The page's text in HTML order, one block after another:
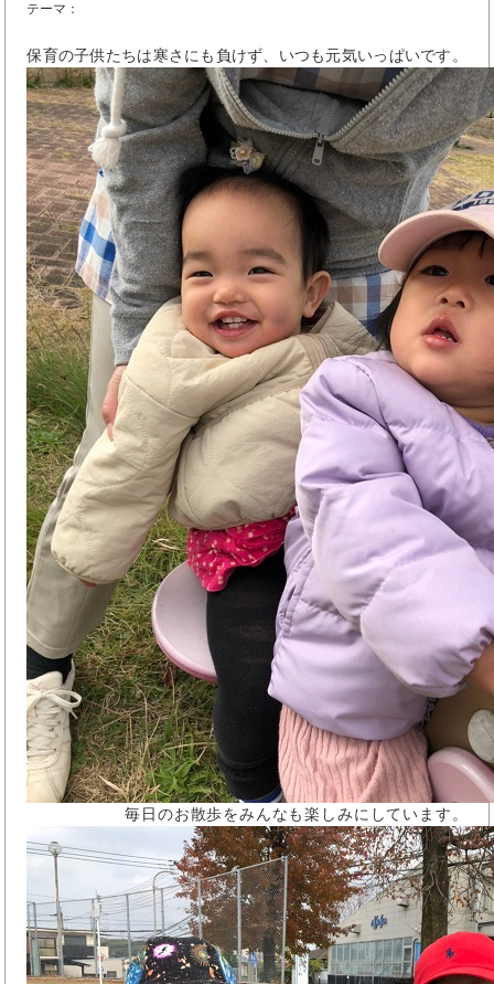
テーマ：
保育の子供たちは寒さにも負けず、いつも元気いっぱいです。
毎日のお散歩をみんなも楽しみにしています。